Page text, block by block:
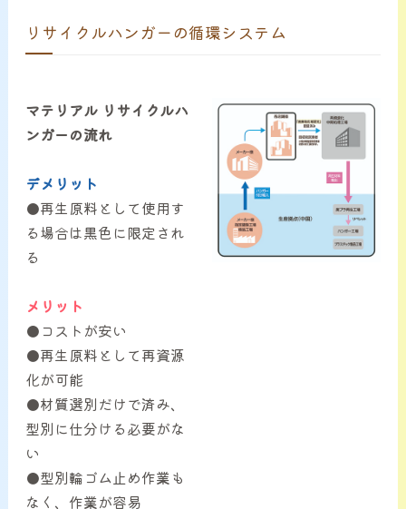
リサイクルハンガーの循環システム
マテリアル リサイクルハ
ンガーの流れ
デメリット
●再生原料として使用す
る場合は黒色に限定され
る
メリット
●コストが安い
●再生原料として再資源
化が可能
●材質選別だけで済み、
型別に仕分ける必要がな
い
●型別輪ゴム止め作業も
なく、作業が容易